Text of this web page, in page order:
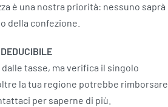
è una nostra priorità: nessuno saprà
della confezione.
tasse, ma verifica il singolo
la tua regione potrebbe rimborsare
per saperne di più.